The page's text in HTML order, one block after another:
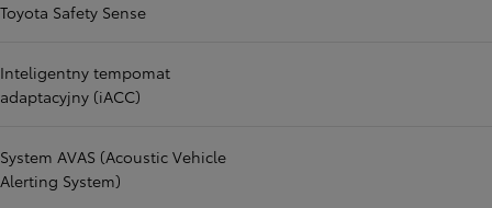
Toyota Safety Sense
Inteligentny tempomat
adaptacyjny (iACC)
System AVAS (Acoustic Vehicle
Alerting System)